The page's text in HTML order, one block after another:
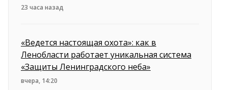
23 часа назад
«Ведется настоящая охота»: как в
Ленобласти работает уникальная система
«Защиты Ленинградского неба»
вчера, 14:20